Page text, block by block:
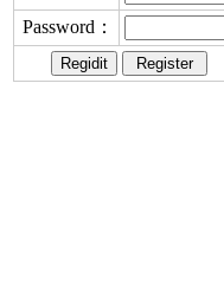
Password：